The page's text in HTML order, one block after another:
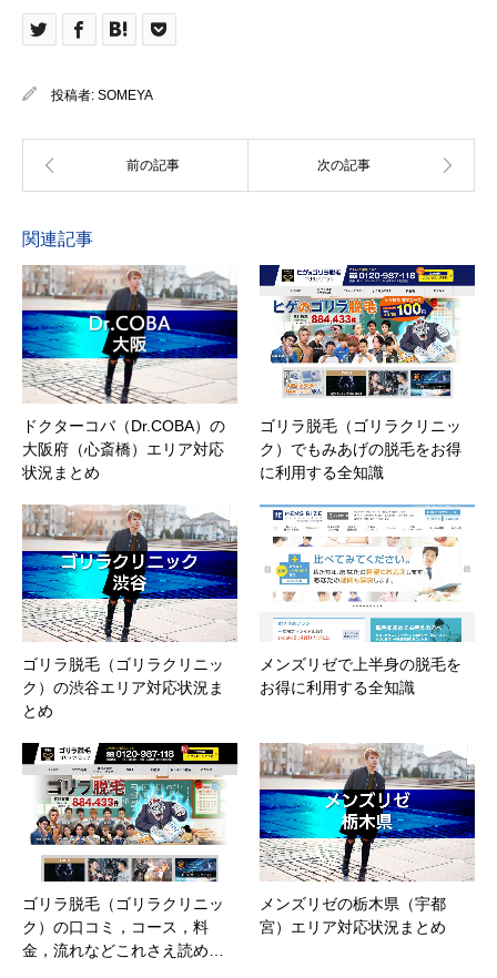
投稿者: SOMEYA
関連記事
ドクターコバ（Dr.COBA）の
大阪府（心斎橋）エリア対応
状況まとめ
ゴリラ脱毛（ゴリラクリニッ
ク）でもみあげの脱毛をお得
に利用する全知識
ゴリラ脱毛（ゴリラクリニッ
ク）の渋谷エリア対応状況ま
とめ
メンズリゼで上半身の脱毛を
お得に利用する全知識
ゴリラ脱毛（ゴリラクリニッ
ク）の口コミ，コース，料
金，流れなどこれさえ読め…
メンズリゼの栃木県（宇都
宮）エリア対応状況まとめ